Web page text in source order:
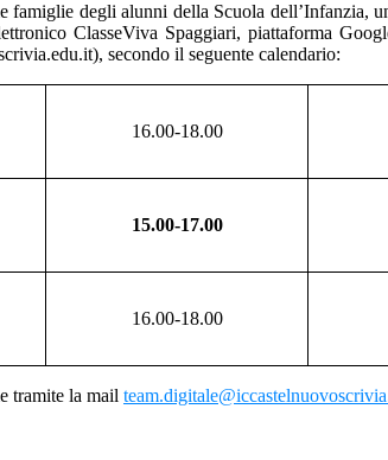
famiglie degli alunni della Scuola
ClasseViva Spaggiari, piattaforma
secondo il seguente calendario:
16.00-18.00
15.00-17.00
16.00-18.00
tramite la mail